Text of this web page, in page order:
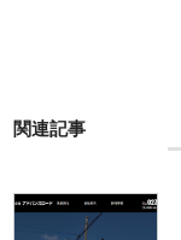
関連記事